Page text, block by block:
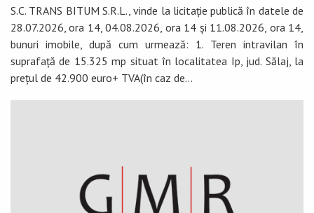
S.C. TRANS BITUM S.R.L., vinde la licitație publică în datele de
28.07.2026, ora 14, 04.08.2026, ora 14 și 11.08.2026, ora 14,
bunuri imobile, după cum urmează: 1. Teren intravilan în
suprafață de 15.325 mp situat în localitatea Ip, jud. Sălaj, la
prețul de 42.900 euro+ TVA(în caz de...